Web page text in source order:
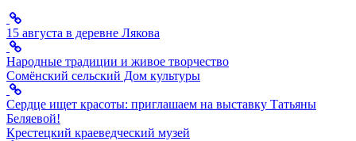
15 августа в деревне Лякова
Народные традиции и живое творчество
Сомёнский сельский Дом культуры
Сердце ищет красоты: приглашаем на выставку Татьяны
Беляевой!
Крестецкий краеведческий музей